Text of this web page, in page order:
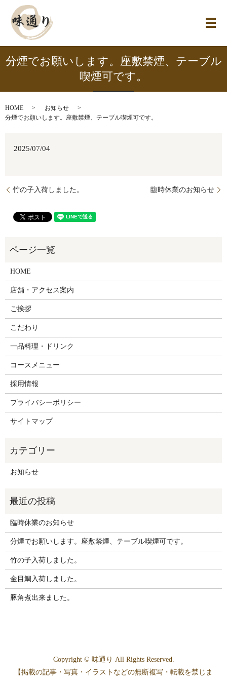
メ
分煙でお願いします。座敷禁煙、テーブル
喫煙可です。
HOME
お知らせ
分煙でお願いします。座敷禁煙、テーブル喫煙可です。
2025/07/04
竹の子入荷しました。 臨時休業のお知らせ
HOME
店舗・アクセス案内
ご挨拶
こだわり
一品料理・ドリンク
コースメニュー
採用情報
プライバシーポリシー
サイトマップ
お知らせ
臨時休業のお知らせ
分煙でお願いします。座敷禁煙、テーブル喫煙可です。
竹の子入荷しました。
金目鯛入荷しました。
豚角煮出来ました。
Copyright © 味通り All Rights Reserved.
【掲載の記事・写真・イラストなどの無断複写・転載を禁じま